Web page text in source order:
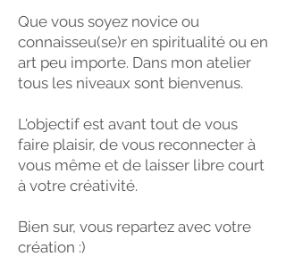
Que vous soyez novice ou
connaisseu(se)r en spiritualité ou en
art peu importe. Dans mon atelier
tous les niveaux sont bienvenus.
L'objectif est avant tout de vous
faire plaisir, de vous reconnecter à
vous même et de laisser libre court
à votre créativité.
Bien sur, vous repartez avec votre
création :)